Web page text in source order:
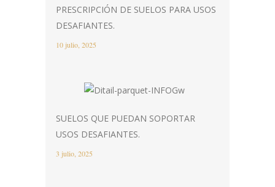
PRESCRIPCIÓN DE SUELOS PARA USOS
DESAFIANTES.
10 julio, 2025
SUELOS QUE PUEDAN SOPORTAR
USOS DESAFIANTES.
3 julio, 2025